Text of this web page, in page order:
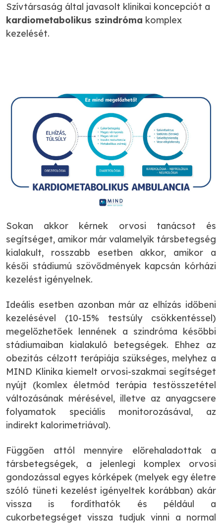
Szívtársaság által javasolt klinikai koncepciót a
kardiometabolikus szindróma komplex
kezelését.
Sokan akkor kérnek orvosi tanácsot és
segítséget, amikor már valamelyik társbetegség
kialakult, rosszabb esetben akkor, amikor a
késői stádiumú szövődmények kapcsán kórházi
kezelést igényelnek.
Ideális esetben azonban már az elhízás időbeni
kezelésével (10-15% testsúly csökkentéssel)
megelőzhetőek lennének a szindróma későbbi
stádiumaiban kialakuló betegségek. Ehhez az
obezitás célzott terápiája szükséges, melyhez a
MIND Klinika kiemelt orvosi-szakmai segítséget
nyújt (komlex életmód terápia testösszetétel
változásának mérésével, illetve az anyagcsere
folyamatok speciális monitorozásával, az
indirekt kalorimetriával).
Függően attól mennyire előrehaladottak a
társbetegségek, a jelenlegi komplex orvosi
gondozással egyes kórképek (melyek egy életre
szóló tüneti kezelést igényeltek korábban) akár
vissza is fordíthatók és például a
cukorbetegséget vissza tudjuk vinni a normal